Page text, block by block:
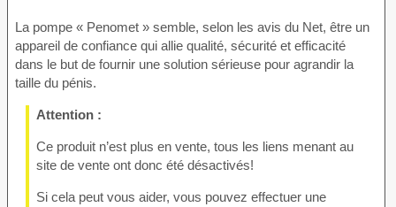
La pompe « Penomet » semble, selon les avis du Net, être un
appareil de confiance qui allie qualité, sécurité et efficacité
dans le but de fournir une solution sérieuse pour agrandir la
taille du pénis.
Attention :
Ce produit n’est plus en vente, tous les liens menant au
site de vente ont donc été désactivés!
Si cela peut vous aider, vous pouvez effectuer une